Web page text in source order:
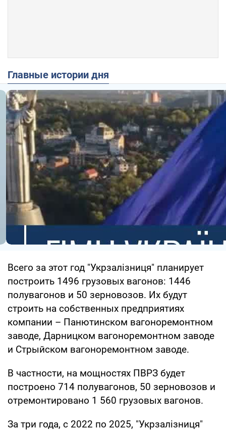
Главные истории дня
Всего за этот год "Укрзалізниця" планирует
построить 1496 грузовых вагонов: 1446
полувагонов и 50 зерновозов. Их будут
строить на собственных предприятиях
компании – Панютинском вагоноремонтном
заводе, Дарницком вагоноремонтном заводе
и Стрыйском вагоноремонтном заводе.
В частности, на мощностях ПВРЗ будет
построено 714 полувагонов, 50 зерновозов и
отремонтировано 1 560 грузовых вагонов.
За три года, с 2022 по 2025, "Укрзалізниця"